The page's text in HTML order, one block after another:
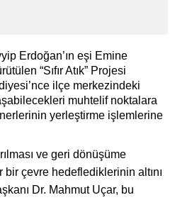
Erdoğan’ın eşi Emine
“Sıfır Atık” Projesi
ilçe merkezindeki
muhtelif noktalara
yerleştirme işlemlerine
ve geri dönüşüme
çevre hedeflediklerinin altını
Dr. Mahmut Uçar, bu